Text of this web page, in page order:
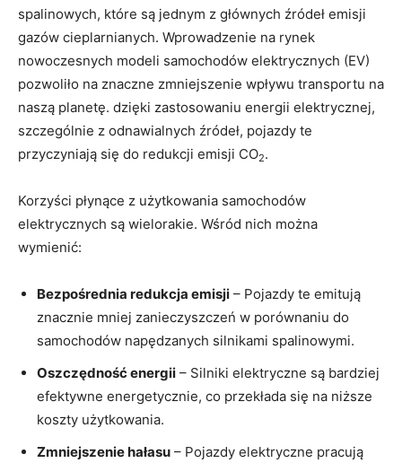
⁣spalinowych, które są jednym z głównych źródeł⁤ emisji
gazów‌ cieplarnianych. Wprowadzenie⁤ na rynek⁣
nowoczesnych modeli samochodów elektrycznych (EV)‌
pozwoliło na znaczne zmniejszenie wpływu transportu na
​naszą planetę.​ dzięki zastosowaniu energii elektrycznej,
szczególnie z odnawialnych źródeł, pojazdy te
przyczyniają się do redukcji emisji CO2.
Korzyści płynące‌ z użytkowania samochodów
elektrycznych⁣ są wielorakie. Wśród nich można
wymienić:
Bezpośrednia redukcja emisji – Pojazdy ‌te emitują
znacznie⁢ mniej zanieczyszczeń w porównaniu do
samochodów napędzanych silnikami spalinowymi.
Oszczędność ⁢energii – Silniki elektryczne są bardziej
efektywne energetycznie, co przekłada‍ się na niższe
koszty użytkowania.
Zmniejszenie hałasu – Pojazdy elektryczne​ pracują